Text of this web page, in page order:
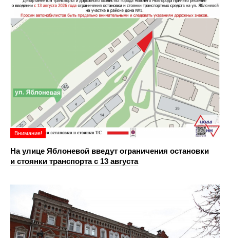
Внимание!
На улице Яблоневой введут ограничения остановки
и стоянки транспорта с 13 августа